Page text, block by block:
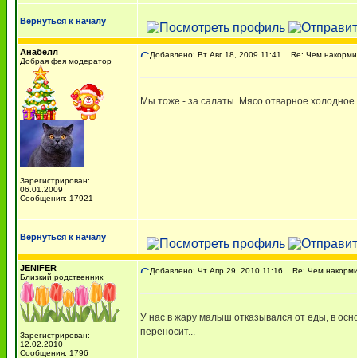
Вернуться к началу
Анабелл
Добрая фея модератор
Зарегистрирован:
06.01.2009
Сообщения: 17921
Добавлено: Вт Авг 18, 2009 11:41 Re: Чем
Мы тоже - за салаты. Мясо отварное
Вернуться к началу
JENIFER
Близкий родственник
Зарегистрирован:
12.02.2010
Сообщения: 1796
Добавлено: Чт Апр 29, 2010 11:16 Re: Чем
У нас в жару малыш отказывался от еды, в
переносит...